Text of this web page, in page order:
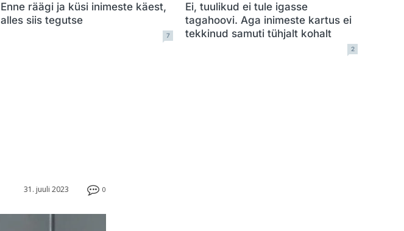
Enne räägi ja küsi inimeste käest,
alles siis tegutse
7
Ei, tuulikud ei tule igasse
tagahoovi. Aga inimeste kartus ei
tekkinud samuti tühjalt kohalt
2